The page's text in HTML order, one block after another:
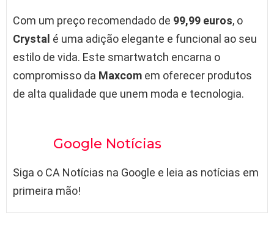
Com um preço recomendado de 99,99 euros, o
Crystal é uma adição elegante e funcional ao seu
estilo de vida. Este smartwatch encarna o
compromisso da Maxcom em oferecer produtos
de alta qualidade que unem moda e tecnologia.
Google Notícias
Siga o CA Notícias na Google e leia as notícias em
primeira mão!